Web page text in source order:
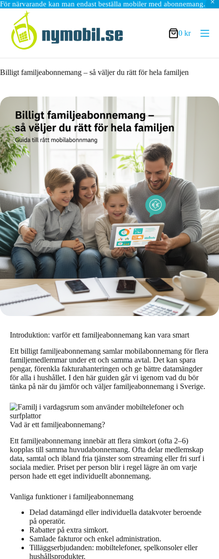
För närvarande kan man endast beställa mobiler med abonnemang.
innehåll
Varukorg
0 kr
Billigt familjeabonnemang – så väljer du rätt för hela familjen
Introduktion: varför ett familjeabonnemang kan vara smart
Ett billigt familjeabonnemang samlar mobilabonnemang för flera
familjemedlemmar under ett och samma avtal. Det kan spara
pengar, förenkla fakturahanteringen och ge bättre datamängder
för alla i hushållet. I den här guiden går vi igenom vad du bör
tänka på när du jämför och väljer familjeabonnemang i Sverige.
Vad är ett familjeabonnemang?
Ett familjeabonnemang innebär att flera simkort (ofta 2–6)
kopplas till samma huvudabonnemang. Ofta delar medlemskap
data, samtal och ibland fria tjänster som streaming eller fri surf i
sociala medier. Priset per person blir i regel lägre än om varje
person hade ett eget individuellt abonnemang.
Vanliga funktioner i familjeabonnemang
Delad datamängd eller individuella datakvoter beroende
på operatör.
Rabatter på extra simkort.
Samlade fakturor och enkel administration.
Tilläggserbjudanden: mobiltelefoner, spelkonsoler eller
hushållsprodukter.